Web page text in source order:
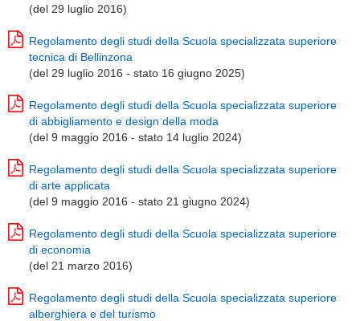
(del 29 luglio 2016)
Regolamento degli studi della Scuola specializzata superiore
tecnica di Bellinzona
(del 29 luglio 2016 - stato 16 giugno 2025)
Regolamento degli studi della Scuola specializzata superiore
di abbigliamento e design della moda
(del 9 maggio 2016 - stato 14 luglio 2024)
Regolamento degli studi della Scuola specializzata superiore
di arte applicata
(del 9 maggio 2016 - stato 21 giugno 2024)
Regolamento degli studi della Scuola specializzata superiore
di economia
(del 21 marzo 2016)
Regolamento degli studi della Scuola specializzata superiore
alberghiera e del turismo